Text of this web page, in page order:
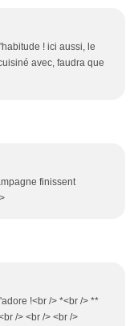
! ici aussi, le
avec, faudra que
finissent
!<br /> *<br /> **
/> <br /> <br />